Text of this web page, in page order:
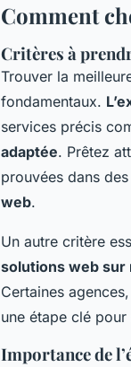
Comment
Critères à
Trouver la
fondamentaux.
services précis
adaptée. Prêtez
prouvées dans
web.
Un autre critère
solutions web sur
Certaines
une étape clé
Importance de